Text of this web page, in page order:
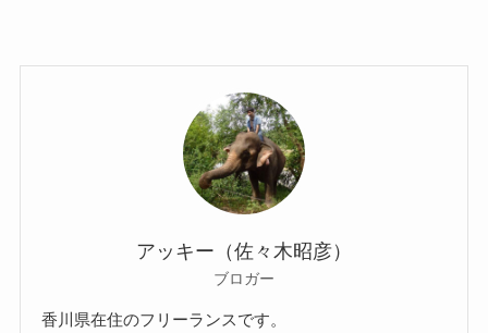
アッキー（佐々木昭彦）
ブロガー
香川県在住のフリーランスです。